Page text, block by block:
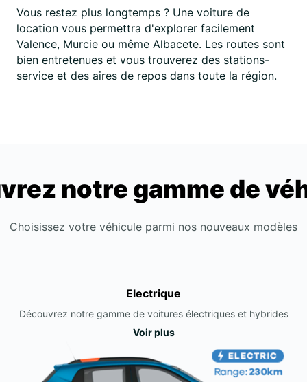
Vous restez plus longtemps ? Une voiture de
location vous permettra d'explorer facilement
Valence, Murcie ou même Albacete. Les routes sont
bien entretenues et vous trouverez des stations-
service et des aires de repos dans toute la région.
notre gamme de
Choisissez votre véhicule parmi nos nouveaux modèles
Electrique
Découvrez notre gamme de voitures électriques et hybrides
Voir plus